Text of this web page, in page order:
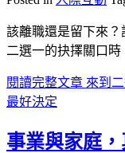
該離職還是留下來？
二選一的抉擇關口
閱讀完整文章 來到
最好決定
事業與家庭